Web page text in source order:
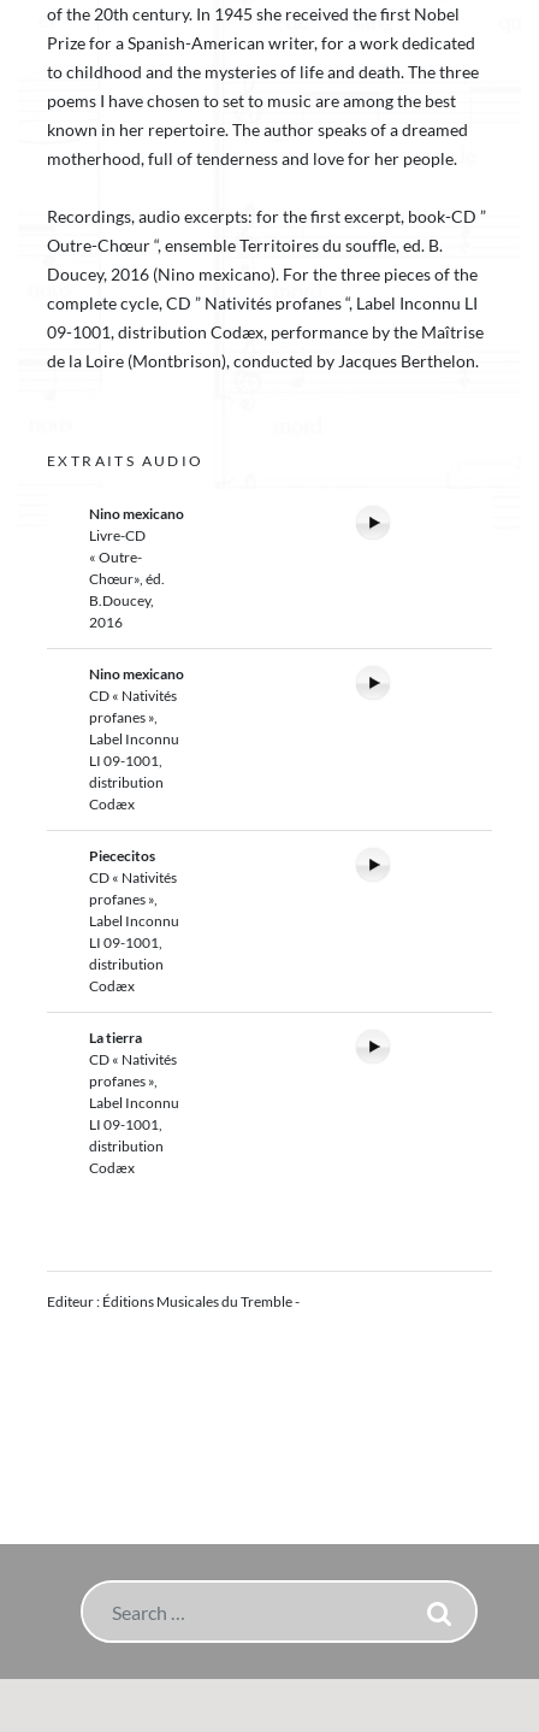
of the 20th century. In 1945 she received the first Nobel
Prize for a Spanish-American writer, for a work dedicated
to childhood and the mysteries of life and death. The three
poems I have chosen to set to music are among the best
known in her repertoire. The author speaks of a dreamed
motherhood, full of tenderness and love for her people.
Recordings, audio excerpts: for the first excerpt, book-CD ”
Outre-Chœur “, ensemble Territoires du souffle, ed. B.
Doucey, 2016 (Nino mexicano). For the three pieces of the
complete cycle, CD ” Nativités profanes “, Label Inconnu LI
09-1001, distribution Codæx, performance by the Maîtrise
de la Loire (Montbrison), conducted by Jacques Berthelon.
EXTRAITS AUDIO
Nino mexicano
Livre-CD
« Outre-
Chœur», éd.
B.Doucey,
2016
Nino mexicano
CD « Nativités
profanes »,
Label Inconnu
LI 09-1001,
distribution
Codæx
Piececitos
CD « Nativités
profanes »,
Label Inconnu
LI 09-1001,
distribution
Codæx
La tierra
CD « Nativités
profanes »,
Label Inconnu
LI 09-1001,
distribution
Codæx
Editeur : Éditions Musicales du Tremble -
Search